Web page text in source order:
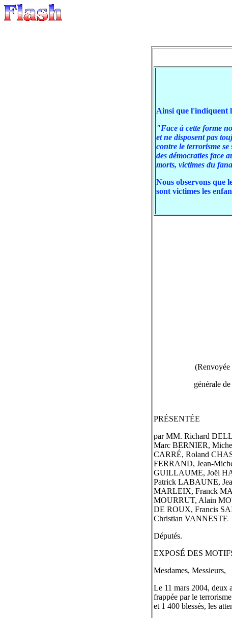
Ainsi que l'indiquent
"Face à cette forme
et ne disposent pas
contre le terrorisme
des démocraties face
morts, victimes du
Nous observons que
sont victimes les
(Renvoyée
générale
PRÉSENTÉE
par MM. Richard
Marc BERNIER,
CARRÉ, Roland
FERRAND, Jean-
GUILLAUME, Joël
Patrick LABAUNE,
MARLEIX, Franck
MOURRUT, Alain
DE ROUX, Francis
Christian VANNESTE
Députés.
EXPOSÉ DES
Mesdames, Messieurs,
Le 11 mars 2004, deux
frappée par le
et 1 400 blessés, les